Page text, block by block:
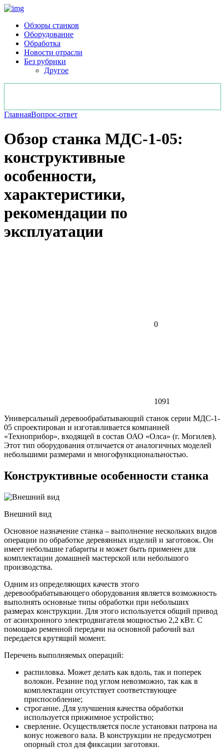
Обзоры станков
Оборудование
Обработка
Новости отрасли
Без рубрики
Другое
ГлавнаяВопрос-ответ
Обзор станка МДС-1-05:
конструктивные
особенности,
характеристики,
рекомендации по
эксплуатации
0
1091
Универсальный деревообрабатывающий станок серии МДС-1-
05 спроектирован и изготавливается компанией
«Техноприбор», входящей в состав ОАО «Олса» (г. Могилев).
Этот тип оборудования отличается от аналогичных моделей
небольшими размерами и многофункциональностью.
Конструктивные особенности станка
Внешний вид
Основное назначение станка – выполнение нескольких видов
операции по обработке деревянных изделий и заготовок. Он
имеет небольшие габариты и может быть применен для
комплектации домашней мастерской или небольшого
производства.
Одним из определяющих качеств этого
деревообрабатывающего оборудования является возможность
выполнять основные типы обработки при небольших
размерах конструкции. Для этого используется общий привод
от асинхронного электродвигателя мощностью 2,2 кВт. С
помощью ременной передачи на основной рабочий вал
передается крутящий момент.
Перечень выполняемых операций:
распиловка. Может делать как вдоль, так и поперек
волокон. Резание под углом невозможно, так как в
комплектации отсутствует соответствующее
приспособление;
строгание. Для улучшения качества обработки
используется прижимное устройство;
сверление. Осуществляется после установки патрона на
конус ножевого вала. В конструкции не предусмотрен
опорный стол для фиксации заготовки.